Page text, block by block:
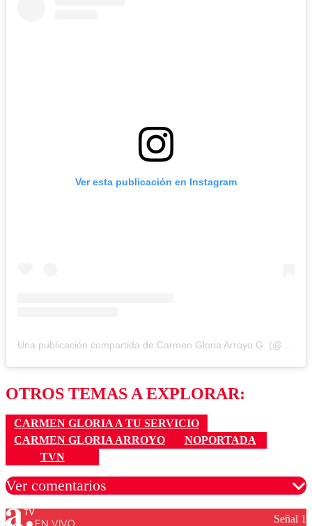
Ver esta publicación en Instagram
Una publicación compartida de Carmen Gloria Arroyo G. (@cg_arroyo)
OTROS TEMAS A EXPLORAR:
CARMEN GLORIA A TU SERVICIO
CARMEN GLORIA ARROYO
NOPORTADA
TVN
Ver comentarios
Señal 1